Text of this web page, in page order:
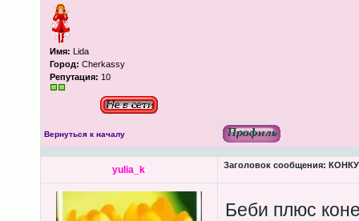
Имя: Lida
Город: Cherkassy
Репутация: 10
Вернуться к началу
yulia_k Заголовок сообщения:
Беби плюс